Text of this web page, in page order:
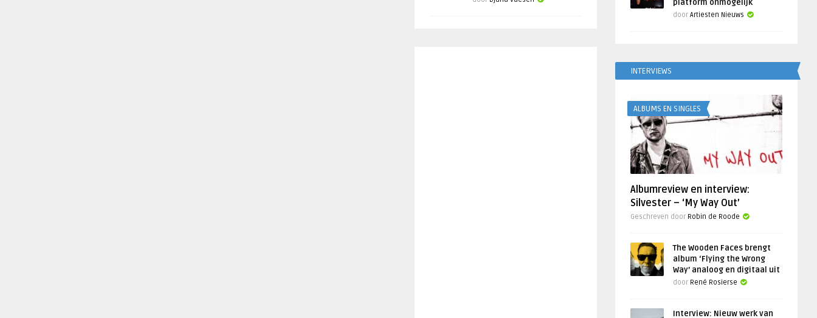
platform onmogelijk
door Artiesten Nieuws
INTERVIEWS
ALBUMS EN SINGLES
Albumreview en interview:
Silvester – ‘My Way Out’
Geschreven door Robin de Roode
The Wooden Faces brengt
album ‘Flying the Wrong
Way’ analoog en digitaal uit
door René Rosierse
Interview: Nieuw werk van